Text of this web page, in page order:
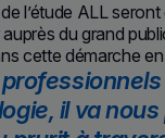
l’étude ALL
du grand
cette démarche
il va